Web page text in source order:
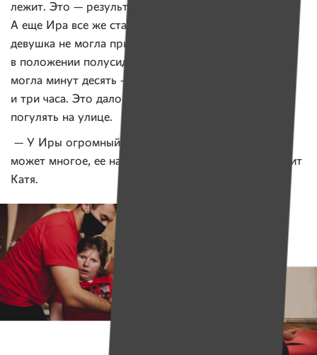
лежит. Это — результат работы с абилитологами.
А еще Ира все же стала меньше бояться. Раньше
девушка не могла присесть на кровати, находится
в положении полусидя тоже не могла. Да и сидеть
могла минут десять — не больше. Сейчас — и два,
и три часа. Это дало большие возможности: можно
погулять на улице.
— У Иры огромный прогресс, и она действительно
может многое, ее надо только направлять, — говорит
Катя.